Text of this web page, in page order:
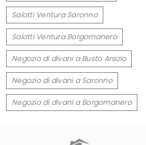
Salotti Ventura Saronno
Salotti Ventura Borgomanero
Negozio di divani a Busto Arsizio
Negozio di divani a Saronno
Negozio di divani a Borgomanero